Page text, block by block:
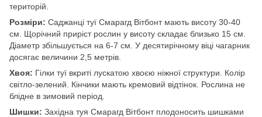
територій.
Розміри: Саджанці туї Смарагд Вітбонт мають висоту 30-40
см. Щорічний приріст рослин у висоту складає близько 15 см.
Діаметр збільшується на 6-7 см. У десятирічному віці чагарник
досягає величини 2,5 метрів.
Хвоя: Гілки туї вкриті лускатою хвоєю ніжної структури. Колір
світло-зелений. Кінчики мають кремовий відтінок. Рослина не
блідне в зимовий період.
Шишки: Західна туя Смарагд Вітбонт плодоносить шишками